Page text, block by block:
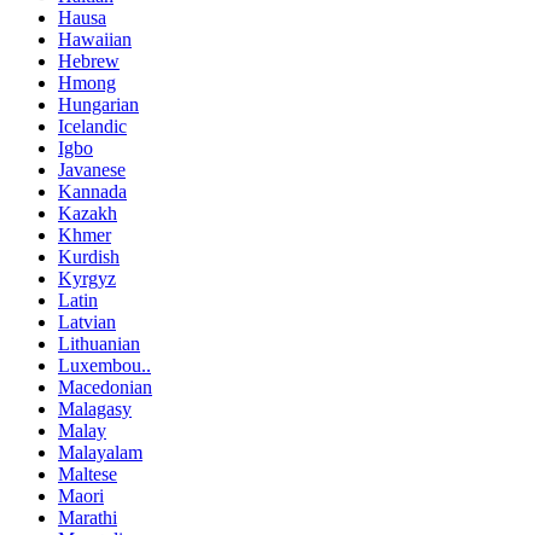
Hausa
Hawaiian
Hebrew
Hmong
Hungarian
Icelandic
Igbo
Javanese
Kannada
Kazakh
Khmer
Kurdish
Kyrgyz
Latin
Latvian
Lithuanian
Luxembou..
Macedonian
Malagasy
Malay
Malayalam
Maltese
Maori
Marathi